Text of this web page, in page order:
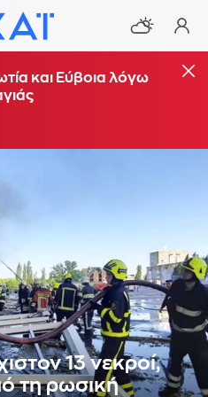
και Εύβοια λόγω
13 νεκροί,
τη ρωσική